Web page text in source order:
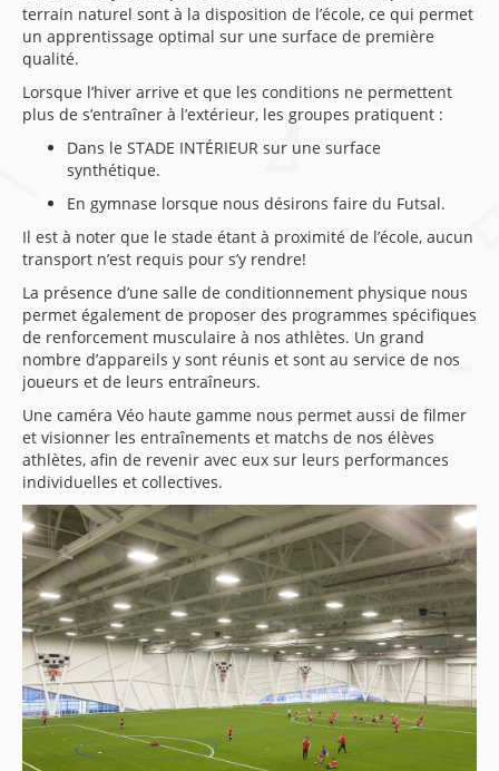
terrain naturel sont à la disposition de l’école, ce qui permet
un apprentissage optimal sur une surface de première
qualité.
Lorsque l’hiver arrive et que les conditions ne permettent
plus de s’entraîner à l’extérieur, les groupes pratiquent :
Dans le STADE INTÉRIEUR sur une surface
synthétique.
En gymnase lorsque nous désirons faire du Futsal.
Il est à noter que le stade étant à proximité de l’école, aucun
transport n’est requis pour s’y rendre!
La présence d’une salle de conditionnement physique nous
permet également de proposer des programmes spécifiques
de renforcement musculaire à nos athlètes. Un grand
nombre d’appareils y sont réunis et sont au service de nos
joueurs et de leurs entraîneurs.
Une caméra Véo haute gamme nous permet aussi de filmer
et visionner les entraînements et matchs de nos élèves
athlètes, afin de revenir avec eux sur leurs performances
individuelles et collectives.